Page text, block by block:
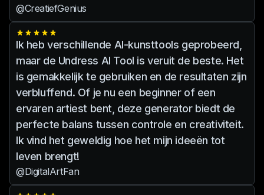
@CreatiefGenius
Ik heb verschillende AI-kunsttools geprobeerd,
maar de Undress AI Tool is veruit de beste. Het
is gemakkelijk te gebruiken en de resultaten zijn
verbluffend. Of je nu een beginner of een
ervaren artiest bent, deze generator biedt de
perfecte balans tussen controle en creativiteit.
Ik vind het geweldig hoe het mijn ideeën tot
leven brengt!
@DigitalArtFan